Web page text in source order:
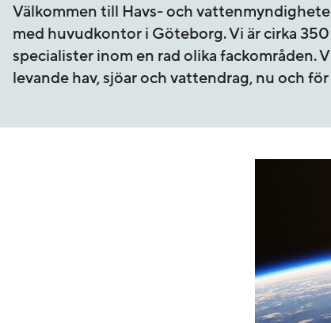
Välkommen till Havs- och
med huvudkontor i Göteborg. Vi är cirka
specialister inom en rad olika fackområden.
levande hav, sjöar och vattendrag, nu och